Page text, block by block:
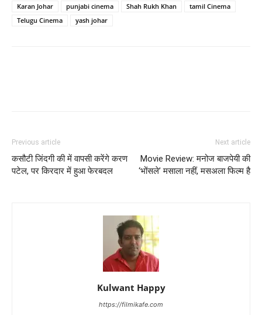
Karan Johar
punjabi cinema Shah Rukh Khan
tamil Cinema
Telugu Cinema
yash johar
Previous article
कसौटी ज‍िंदगी की में वापसी करेंगे करण
पटेल, पर किरदार में हुआ फेरबदल
Next article
Movie Review: मनोज बाजपेयी की
‘भोंसले’ मसाला नहीं, मसअला फिल्‍म है
Kulwant Happy
https://filmikafe.com